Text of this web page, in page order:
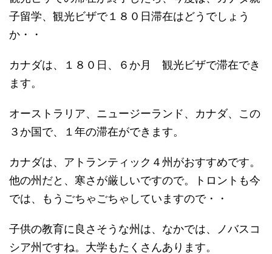
子留学、観光ビザで１８０日滞在はどうでしょう
か・・
カナダは、１８０日、６か月 観光ビザで滞在でき
ます。
オーストラリア、ニュージーランド、カナダ、この
３か国で、１年の滞在ができます。
カナダは、アトランティック４州がおすすめです。
他の州だと、寒さが厳しいですので。トロントも今
では、もうごちゃごちゃしていますので・・
子供の教育に良さそうな州は、なかでは、ノバスコ
シア州ですね。大学もたくさんあります。